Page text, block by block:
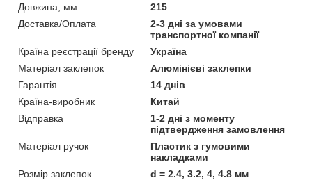
Довжина, мм
215
Доставка/Оплата
2-3 дні за умовами
транспортної компанії
Країна реєстрації бренду
Україна
Матеріал заклепок
Алюмінієві заклепки
Гарантія
14 днів
Країна-виробник
Китай
Відправка
1-2 дні з моменту
підтвердження замовлення
Матеріал ручок
Пластик з гумовими
накладками
Розмір заклепок
d = 2.4, 3.2, 4, 4.8 мм